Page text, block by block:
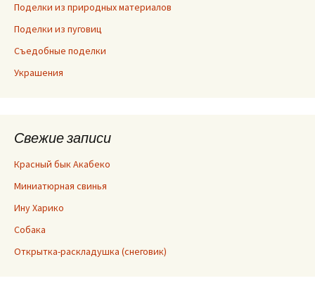
Поделки из природных материалов
Поделки из пуговиц
Съедобные поделки
Украшения
Свежие записи
Красный бык Акабеко
Миниатюрная свинья
Ину Харико
Собака
Открытка-раскладушка (снеговик)